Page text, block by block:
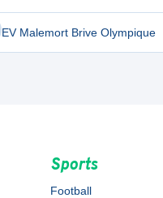
EV Malemort Brive Olympique
Sports
Football